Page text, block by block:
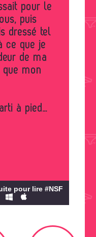
pour le
puis
dressé tel
ce que je
de ma
mon
à pied…
pour lire #NSF